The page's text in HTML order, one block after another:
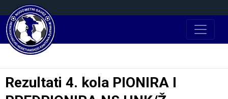
Rezultati 4. kola PIONIRA I